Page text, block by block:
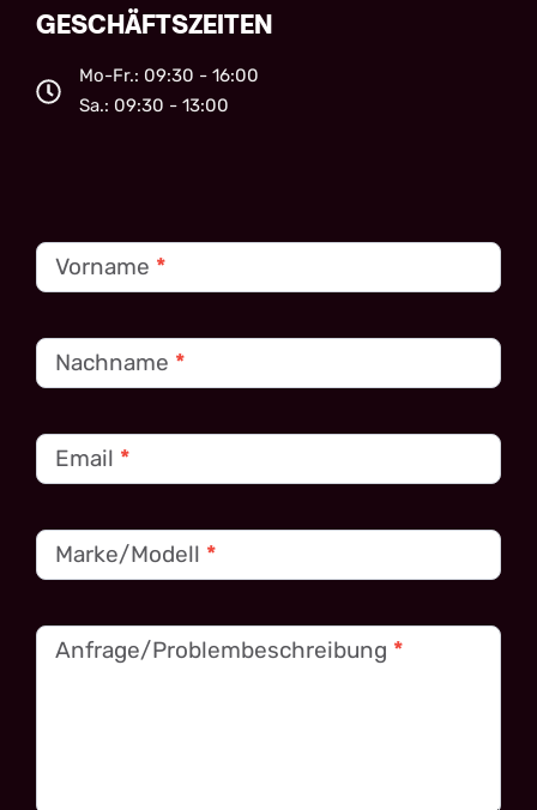
GESCHÄFTSZEITEN
Mo-Fr.: 09:30 - 16:00
Sa.: 09:30 - 13:00
Kontakt
Vorname *
Nachname *
Email *
Marke/Modell *
Anfrage/Problembeschreibung *